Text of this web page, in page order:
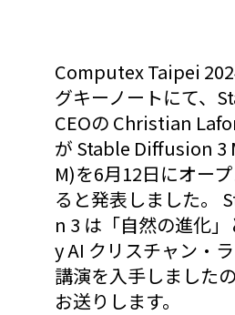
Computex Taipei
グキーノートにて、
CEOの Christian
が Stable Diffusion 3
M)を6月12日にオー
ると発表しました。
n 3 は「自然の進化
y AI クリスチャン・
講演を入手しました
お送りします。